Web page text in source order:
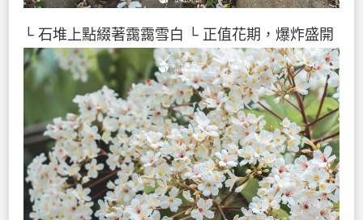
└ 石堆上點綴著靄靄雪白 └ 正值花期，爆炸盛開